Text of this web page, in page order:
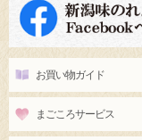
お買い物ガイド
まごころサービス